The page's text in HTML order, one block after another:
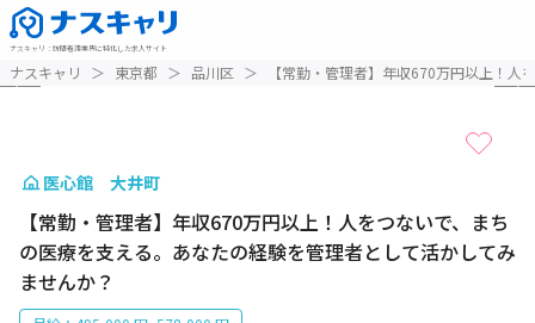
ナスキャリ ： 訪問看護業界に特化した求人サイト
ナスキャリ ＞ 東京都 ＞ 品川区 ＞ 【常勤・管理者】年収670万円以上！
医心館 大井町
【常勤・管理者】年収670万円以上！人をつないで、まち
の医療を支える。あなたの経験を管理者として活かしてみ
ませんか？